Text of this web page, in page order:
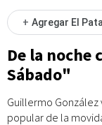
+ Agregar El
De la noche
Sábado"
Guillermo
popular de la